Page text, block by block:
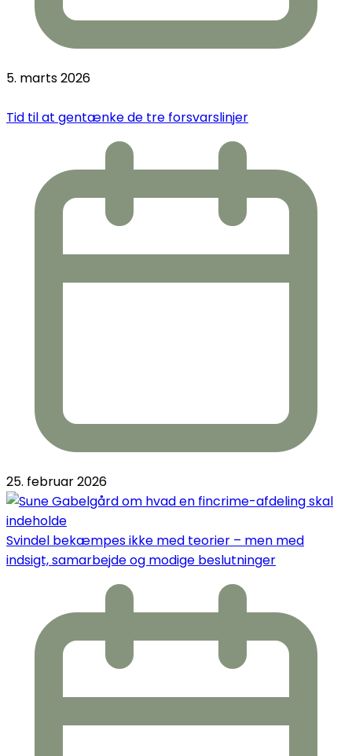
5. marts 2026
Tid til at gentænke de tre forsvarslinjer
25. februar 2026
Svindel bekæmpes ikke med teorier – men med
indsigt, samarbejde og modige beslutninger